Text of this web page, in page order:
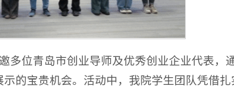
位青岛市创业导师及优秀创业企业代表，
的宝贵机会。活动中，我院学生团队凭借